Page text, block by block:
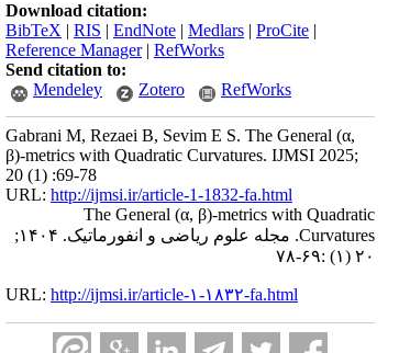
Download citation:
BibTeX | RIS | EndNote | Medlars | ProCite |
Reference Manager| RefWorks
Send citation to:
Mendeley
Zotero RefWorks
Gabrani M, Rezaei B, Sevim E S. The General (α,
β)-metrics with Quadratic Curvatures. IJMSI 2025;
20 (1) :69-78
URL: http://ijmsi.ir/article-1-1832-fa.html
The General (α, β)-metrics with Quadratic
Curvatures. مجله علوم ریاضی و انفورماتیک. ۱۴۰۴;
۲۰ (۱) :۶۹-۷۸
URL: http://ijmsi.ir/article-۱-۱۸۳۲-fa.html